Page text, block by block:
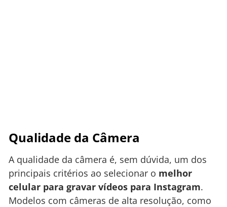
Qualidade da Câmera
A qualidade da câmera é, sem dúvida, um dos
principais critérios ao selecionar o melhor
celular para gravar vídeos para Instagram.
Modelos com câmeras de alta resolução, como